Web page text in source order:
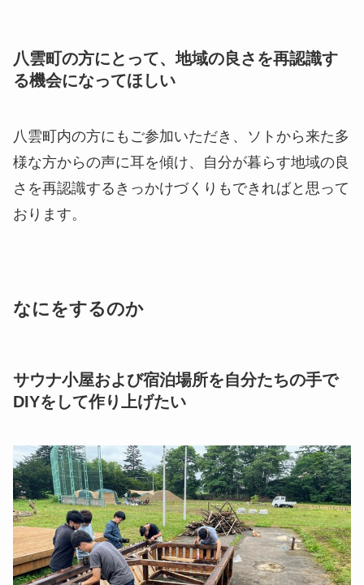
八雲町の方にとって、地域の良さを再認識す
る機会になってほしい
八雲町内の方にもご参加いただき、ソトから来た多
様な方からの声に耳を傾け、自分が暮らす地域の良
さを再認識するきっかけづくりもできればと思って
おります。
なにをするのか
サウナ小屋および宿泊場所を自分たちの手で
DIYをして作り上げたい